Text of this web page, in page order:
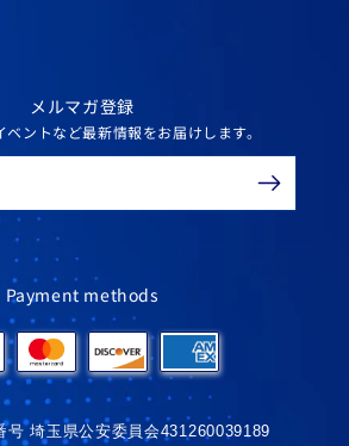
メルマガ登録
ントなど最新情報をお届けします。
Payment methods
号 埼玉県公安委員会431260039189